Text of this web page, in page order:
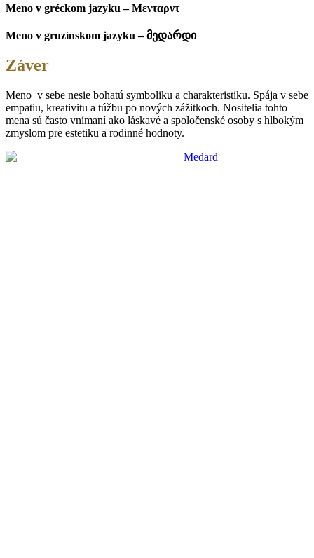
Meno v gréckom jazyku – Μενταρντ
Meno v gruzínskom jazyku – მედარდი
Záver
Meno v sebe nesie bohatú symboliku a charakteristiku. Spája v sebe
empatiu, kreativitu a túžbu po nových zážitkoch. Nositelia tohto
mena sú často vnímaní ako láskavé a spoločenské osoby s hlbokým
zmyslom pre estetiku a rodinné hodnoty.